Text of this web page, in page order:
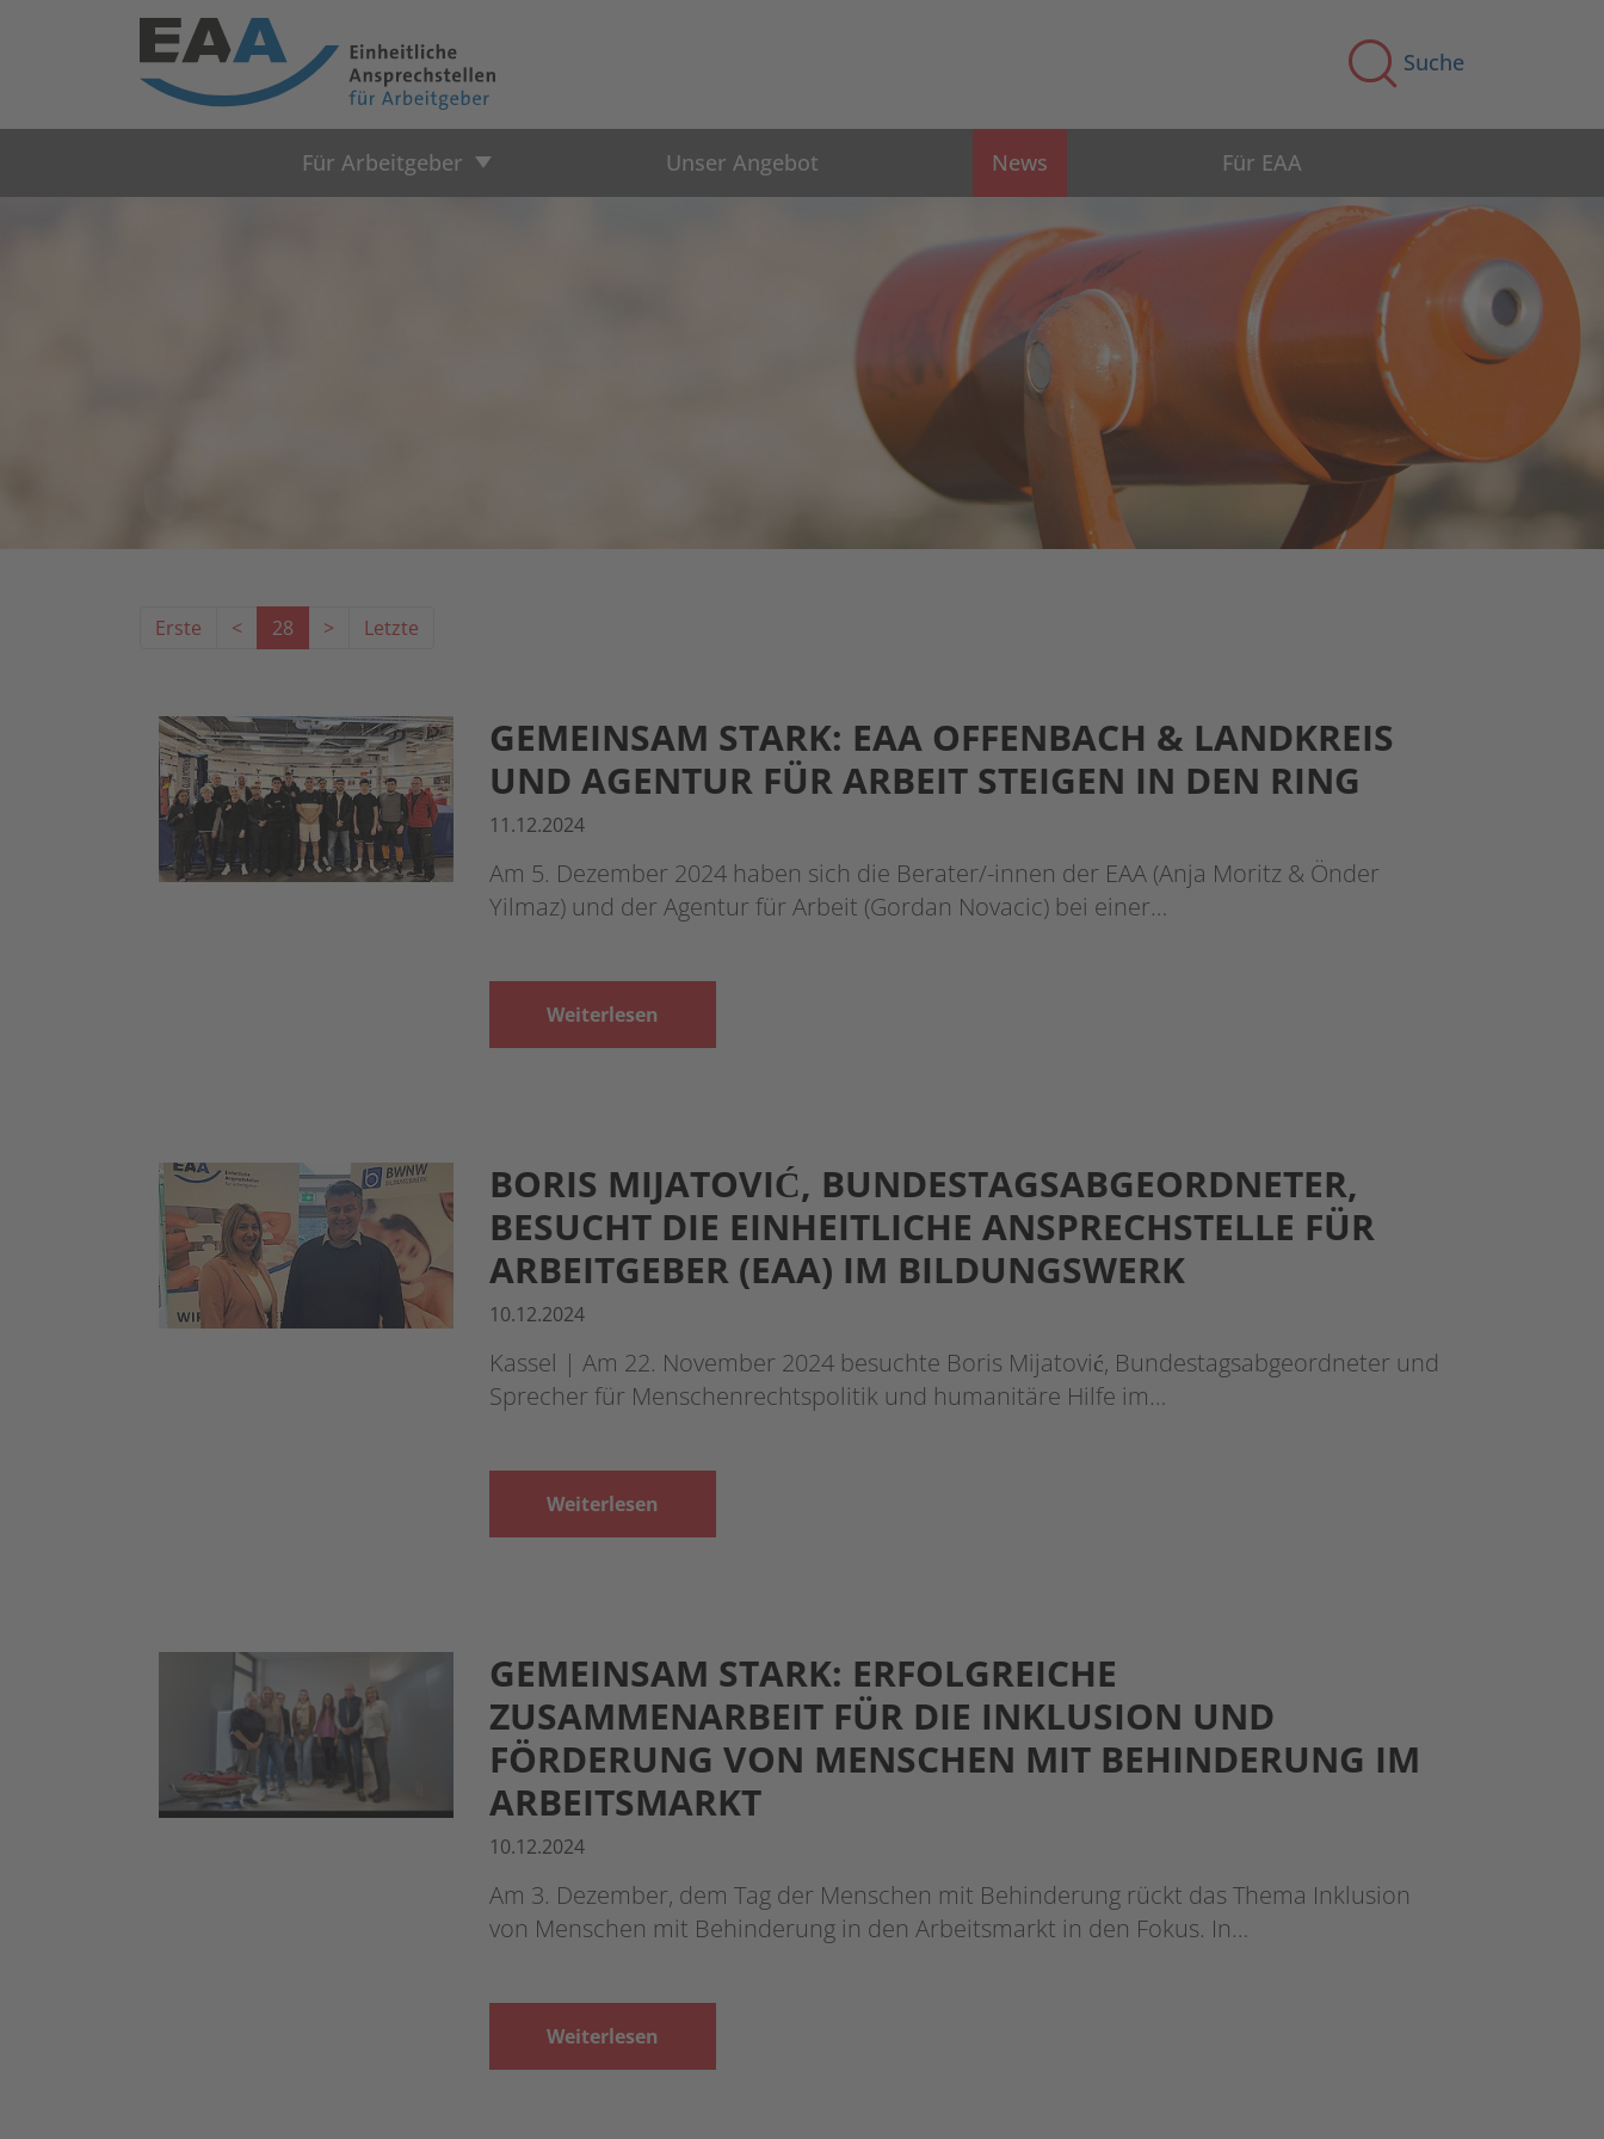
Suche
Für Arbeitgeber Unser Angebot News Für EAA
Erste < 28 > Letzte
GEMEINSAM STARK: EAA OFFENBACH & LANDKREIS
UND AGENTUR FÜR ARBEIT STEIGEN IN DEN RING
11.12.2024
Am 5. Dezember 2024 haben sich die Berater/-innen der EAA (Anja Moritz & Önder
Yilmaz) und der Agentur für Arbeit (Gordan Novacic) bei einer…
Weiterlesen
BORIS MIJATOVIĆ, BUNDESTAGSABGEORDNETER,
BESUCHT DIE EINHEITLICHE ANSPRECHSTELLE FÜR
ARBEITGEBER (EAA) IM BILDUNGSWERK
10.12.2024
Kassel | Am 22. November 2024 besuchte Boris Mijatović, Bundestagsabgeordneter und
Sprecher für Menschenrechtspolitik und humanitäre Hilfe im…
Weiterlesen
GEMEINSAM STARK: ERFOLGREICHE
ZUSAMMENARBEIT FÜR DIE INKLUSION UND
FÖRDERUNG VON MENSCHEN MIT BEHINDERUNG IM
ARBEITSMARKT
10.12.2024
Am 3. Dezember, dem Tag der Menschen mit Behinderung rückt das Thema Inklusion
von Menschen mit Behinderung in den Arbeitsmarkt in den Fokus. In…
Weiterlesen